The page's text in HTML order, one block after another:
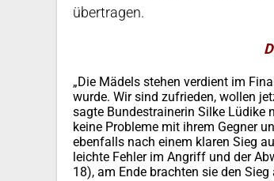
übertragen.
„Die Mädels stehen verdient im
wurde. Wir sind zufrieden, wollen
sagte Bundestrainerin Silke Lüdike
keine Probleme mit ihrem Gegner
ebenfalls nach einem klaren Sieg
leichte Fehler im Angriff und der
18), am Ende brachten sie den